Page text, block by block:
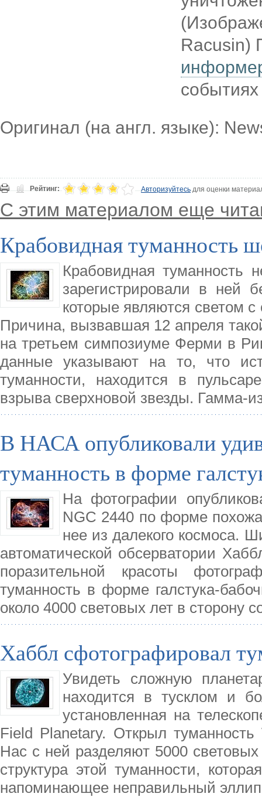
Racusin)
Оригинал (на англ. языке):
Рейтинг: Авторизуйтесьдля оценки
С этим материалом еще
Крабовидная туманность
Крабовидная туманность
зарегистрировали в ней
которые являются светом
Причина, вызвавшая 12 апреля
на третьем симпозиуме Ферми в
данные указывают на то, что
туманности, находится в
взрыва сверхновой звезды. Гамма-
В НАСА опубликовали
туманность в форме
На фотографии
NGC 2440 по форме
нее из далекого космоса.
автоматической обсерватории
поразительной красоты
туманность в форме галстука-
около 4000 световых лет в сторону
Хаббл сфотографировал
Увидеть сложную
находится в тусклом и
установленная на
Field Planetary. Открыл
Нас с ней разделяют 5000
структура этой туманности,
напоминающее неправильный